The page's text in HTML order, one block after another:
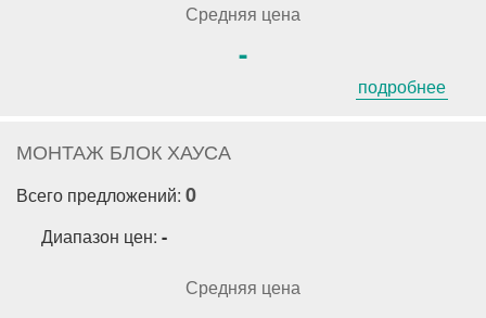
Средняя цена
-
подробнее
МОНТАЖ БЛОК ХАУСА
Всего предложений: 0
Диапазон цен: -
Средняя цена